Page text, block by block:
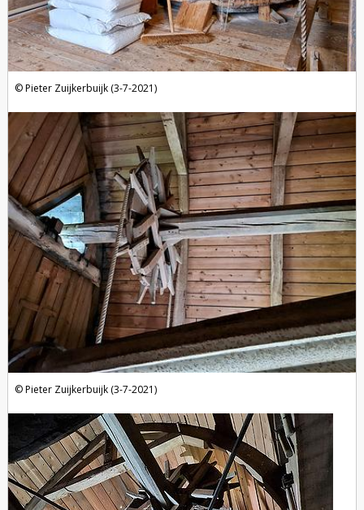
Pieter Zuijkerbuijk (3-7-2021)
Pieter Zuijkerbuijk (3-7-2021)